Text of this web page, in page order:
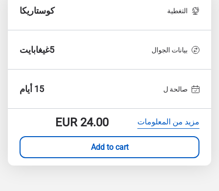
التغطية كوستاريكا
بيانات الجوال 5غيغابايت
صالحة ل 15 أيام
مزيد من المعلومات EUR24.00
Add to cart